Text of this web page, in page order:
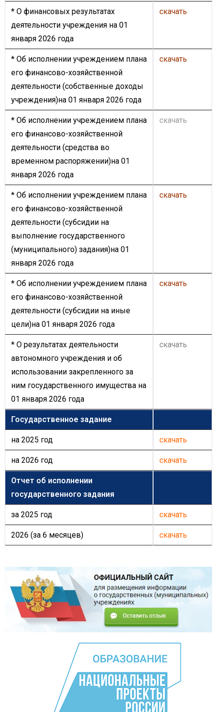
* О финансовых результатах
деятельности учреждения на 01
января 2026 года
скачать
* Об исполнении учреждением плана
его финансово-хозяйственной
деятельности (собственные доходы
учреждения)на 01 января 2026 года
скачать
* Об исполнении учреждением плана
его финансово-хозяйственной
деятельности (средства во
временном распоряжении)на 01
января 2026 года
скачать
* Об исполнении учреждением плана
его финансово-хозяйственной
деятельности (субсидии на
выполнение государственного
(муниципального) задания)на 01
января 2026 года
скачать
* Об исполнении учреждением плана
его финансово-хозяйственной
деятельности (субсидии на иные
цели)на 01 января 2026 года
скачать
* О результатах деятельности
автономного учреждения и об
использовании закрепленного за
ним государственного имущества на
01 января 2026 года
скачать
Государственное задание
на 2025 год скачать
на 2026 год скачать
Отчет об исполнении
государственного задания
за 2025 год скачать
2026 (за 6 месяцев) скачать